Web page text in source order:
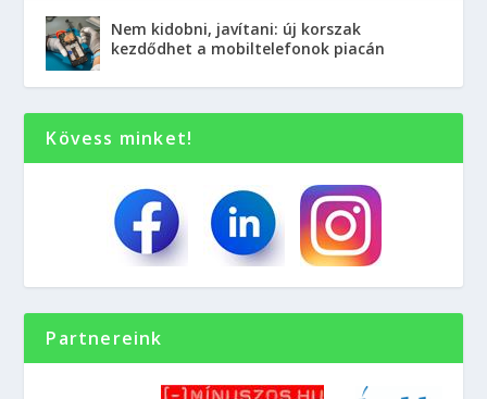
Nem kidobni, javítani: új korszak
kezdődhet a mobiltelefonok piacán
Kövess minket!
Partnereink